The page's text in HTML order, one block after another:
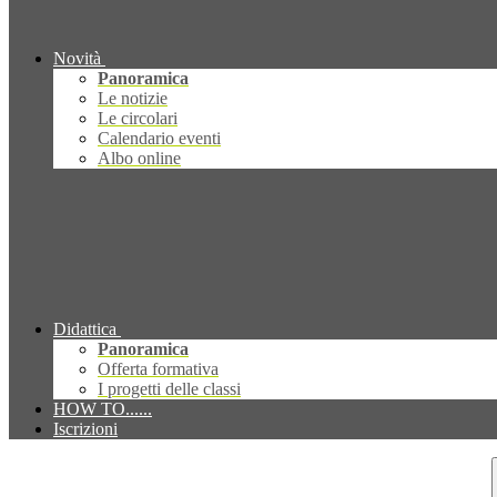
Novità
Panoramica
Le notizie
Le circolari
Calendario eventi
Albo online
Didattica
Panoramica
Offerta formativa
I progetti delle classi
HOW TO......
Iscrizioni